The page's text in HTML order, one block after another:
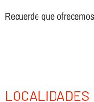
Recuerde que